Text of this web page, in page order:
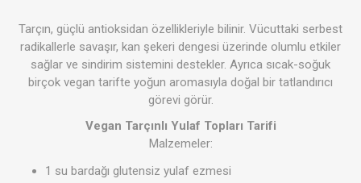
Tarçın, güçlü antioksidan özellikleriyle bilinir. Vücuttaki serbest
radikallerle savaşır, kan şekeri dengesi üzerinde olumlu etkiler
sağlar ve sindirim sistemini destekler. Ayrıca sıcak-soğuk
birçok vegan tarifte yoğun aromasıyla doğal bir tatlandırıcı
görevi görür.
Vegan Tarçınlı Yulaf Topları Tarifi
Malzemeler:
1 su bardağı glutensiz yulaf ezmesi